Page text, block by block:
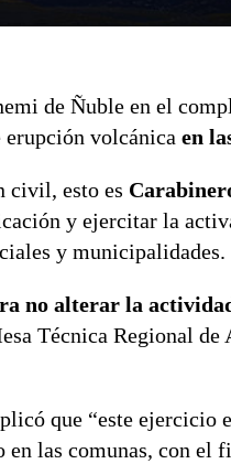
de Ñuble en el
volcánica en
civil, esto es
y ejercitar la
y municipalidades.
no alterar la
Técnica Regional
que “este ejercicio
las comunas, con